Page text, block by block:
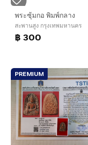
พระซุ้มกอ พิมพ์กลาง
สะพานสูง กรุงเทพมหานคร
฿ 300
PREMIUM